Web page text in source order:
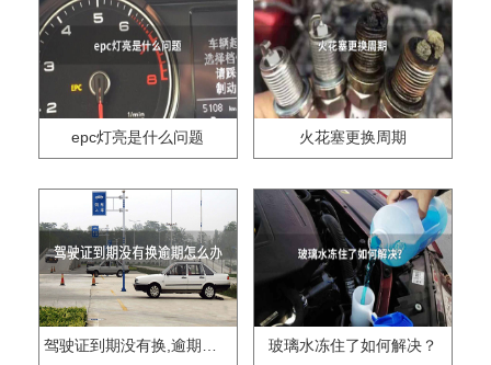
epc灯亮是什么问题 火花塞更换周期
玻璃水冻住了如何解决？